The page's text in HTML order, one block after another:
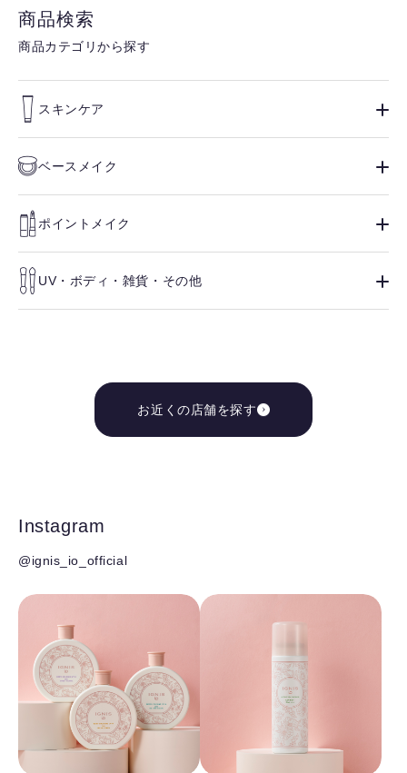
商品検索
商品カテゴリから探す
スキンケア
ベースメイク
ポイントメイク
UV・ボディ・雑貨・その他
お近くの店舗を探す
Instagram
@ignis_io_official